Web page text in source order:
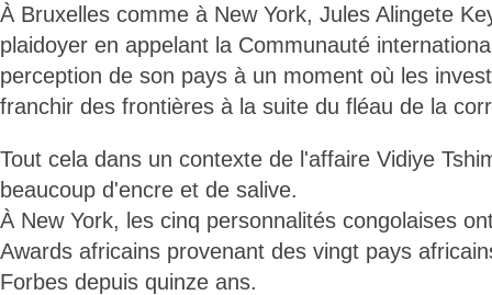
À Bruxelles comme à New York, Jules Alingete
plaidoyer en appelant la Communauté
perception de son pays à un moment où les
franchir des frontières à la suite du fléau de la
Tout cela dans un contexte de l'affaire Vidiye
beaucoup d'encre et de salive.
À New York, les cinq personnalités congolaises
Awards africains provenant des vingt pays
Forbes depuis quinze ans.